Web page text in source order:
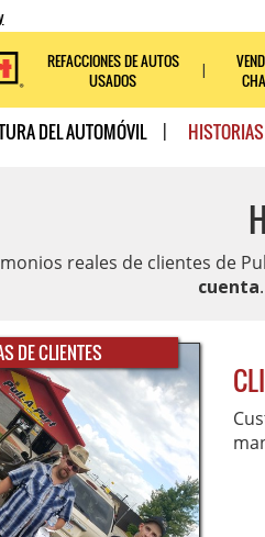
REFACCIONES DE AUTOS
USADOS
DEL AUTOMÓVIL
reales de clientes de
cuenta
DE CLIENTES